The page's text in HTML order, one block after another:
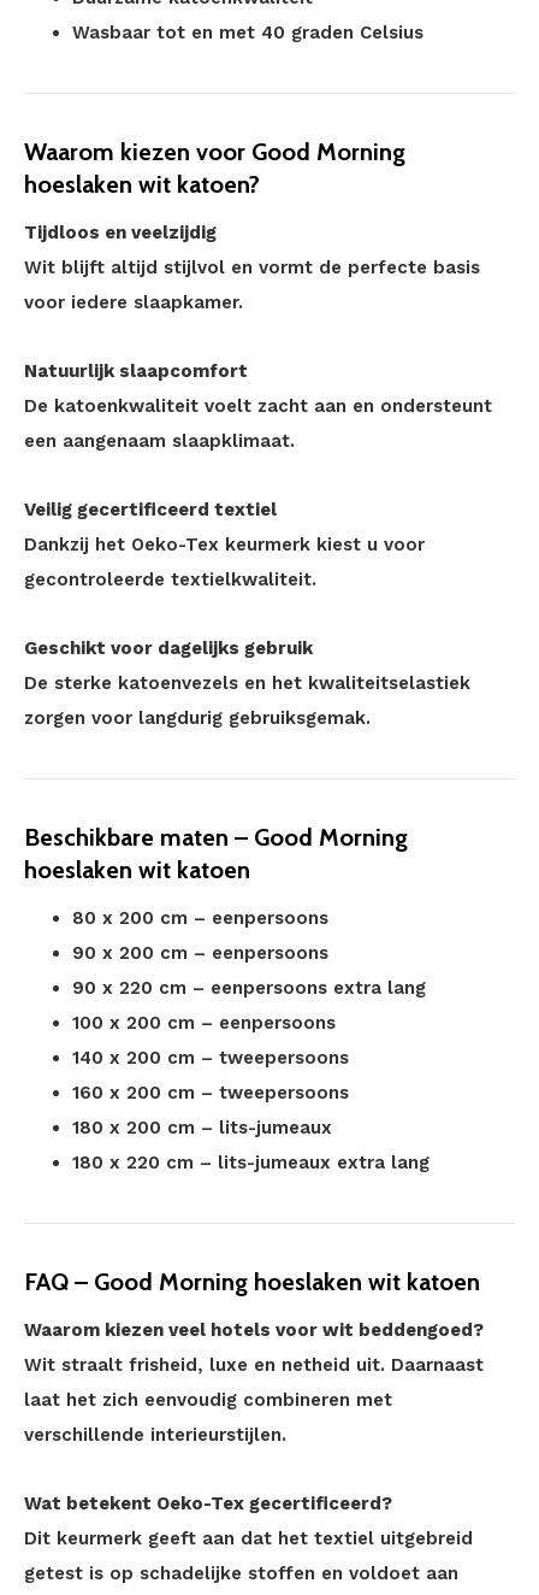
Wasbaar tot en met 40 graden Celsius
Waarom kiezen voor Good Morning
hoeslaken wit katoen?
Tijdloos en veelzijdig
Wit blijft altijd stijlvol en vormt de perfecte basis
voor iedere slaapkamer.
Natuurlijk slaapcomfort
De katoenkwaliteit voelt zacht aan en ondersteunt
een aangenaam slaapklimaat.
Veilig gecertificeerd textiel
Dankzij het Oeko-Tex keurmerk kiest u voor
gecontroleerde textielkwaliteit.
Geschikt voor dagelijks gebruik
De sterke katoenvezels en het kwaliteitselastiek
zorgen voor langdurig gebruiksgemak.
Beschikbare maten – Good Morning
hoeslaken wit katoen
80 x 200 cm – eenpersoons
90 x 200 cm – eenpersoons
90 x 220 cm – eenpersoons extra lang
100 x 200 cm – eenpersoons
140 x 200 cm – tweepersoons
160 x 200 cm – tweepersoons
180 x 200 cm – lits-jumeaux
180 x 220 cm – lits-jumeaux extra lang
FAQ – Good Morning hoeslaken wit katoen
Waarom kiezen veel hotels voor wit beddengoed?
Wit straalt frisheid, luxe en netheid uit. Daarnaast
laat het zich eenvoudig combineren met
verschillende interieurstijlen.
Wat betekent Oeko-Tex gecertificeerd?
Dit keurmerk geeft aan dat het textiel uitgebreid
getest is op schadelijke stoffen en voldoet aan